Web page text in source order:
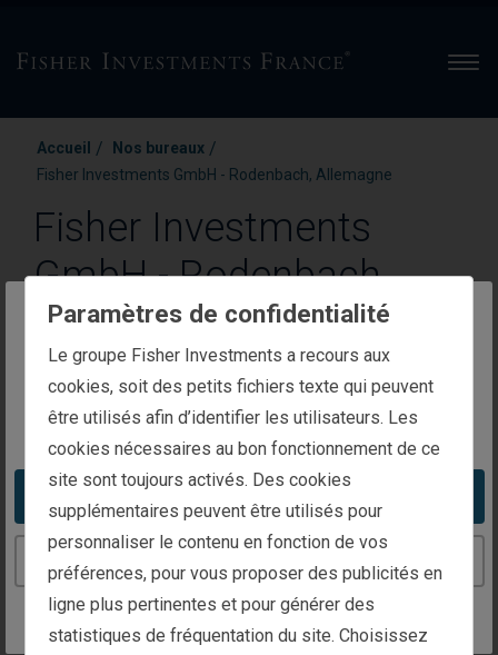
The website you are trying to reach is
intended for investors in France
You appear to be in the United States
Take me to the United States website
Continue to the France website
Accueil / Nos bureaux /
Fisher Investments GmbH - Rodenbach, Allemagne
Fisher Investments
GmbH - Rodenbach,
Allemagne
Sportstraße 2 a
Téléphone :
+49 6374 9911-0
Fax :
+49 6374 9911-800
Rendez-vous disponibles dans ce bureau
Paramètres de confidentialité
Le groupe Fisher Investments a recours aux
cookies, soit des petits fichiers texte qui peuvent
être utilisés afin d’identifier les utilisateurs. Les
cookies nécessaires au bon fonctionnement de ce
site sont toujours activés. Des cookies
supplémentaires peuvent être utilisés pour
personnaliser le contenu en fonction de vos
préférences, pour vous proposer des publicités en
ligne plus pertinentes et pour générer des
statistiques de fréquentation du site. Choisissez